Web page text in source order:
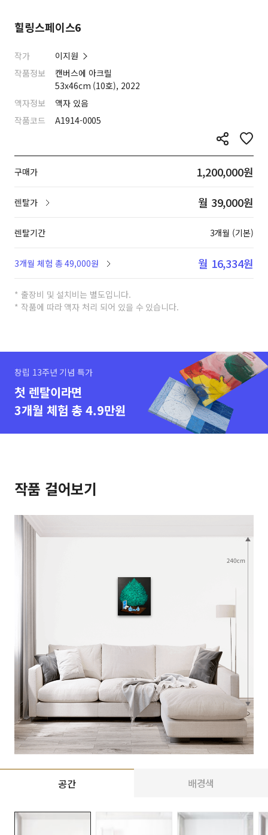
힐링스페이스6
작가
이지원
작품정보
캔버스에 아크릴
53x46cm (10호), 2022
액자정보
액자 있음
작품코드
A1914-0005
구매가 1,200,000원
렌탈가 월 39,000원
렌탈기간 3개월 (기본)
3개월 체험 총 49,000원 월 16,334원
* 출장비 및 설치비는 별도입니다.
* 작품에 따라 액자 처리 되어 있을 수 있습니다.
창립 13주년 기념 특가
첫 렌탈이라면
3개월 체험 총 4.9만원
작품 걸어보기
공간 배경색